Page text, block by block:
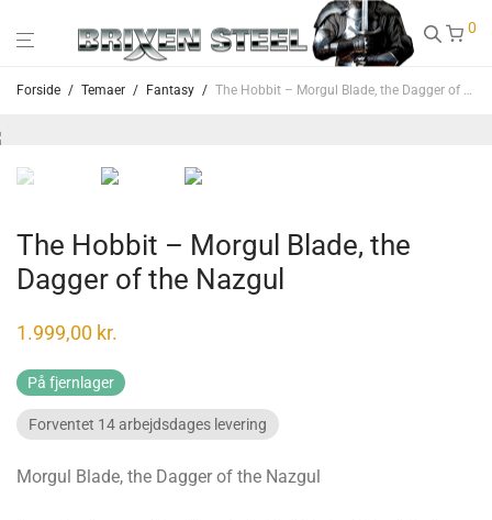
0
Forside / Temaer / Fantasy / The Hobbit – Morgul Blade, the Dagger of the Nazgul
The Hobbit – Morgul Blade, the
Dagger of the Nazgul
1.999,00 kr.
Forventet 14 arbejdsdages levering
Morgul Blade, the Dagger of the Nazgul
På fjernlager